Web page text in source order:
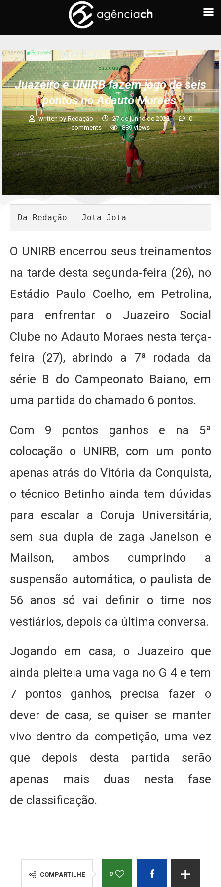
Estaduais
Juazeiro e UNIRB fazem jogo de seis
pontos no Adauto Moraes
written byRedação 27 de junho de 2023
0
comments
889views
Da Redação – Jota Jota
O UNIRB encerrou seus treinamentos
na tarde desta segunda-feira (26), no
Estádio Paulo Coelho, em Petrolina,
para enfrentar o Juazeiro Social
Clube no Adauto Moraes nesta terça-
feira (27), abrindo a 7ª rodada da
série B do Campeonato Baiano, em
uma partida do chamado 6 pontos.
Com 9 pontos ganhos e na 5ª
colocação o UNIRB, com um ponto
apenas atrás do Vitória da Conquista,
o técnico Betinho ainda tem dúvidas
para escalar a Coruja Universitária,
sem sua dupla de zaga Janelson e
Mailson, ambos cumprindo a
suspensão automática, o paulista de
56 anos só vai definir o time nos
vestiários, depois da última conversa.
Jogando em casa, o Juazeiro que
ainda pleiteia uma vaga no G 4 e tem
7 pontos ganhos, precisa fazer o
dever de casa, se quiser se manter
vivo dentro da competição, uma vez
que depois desta partida serão
apenas mais duas nesta fase
de classificação.
COMPARTILHE 0